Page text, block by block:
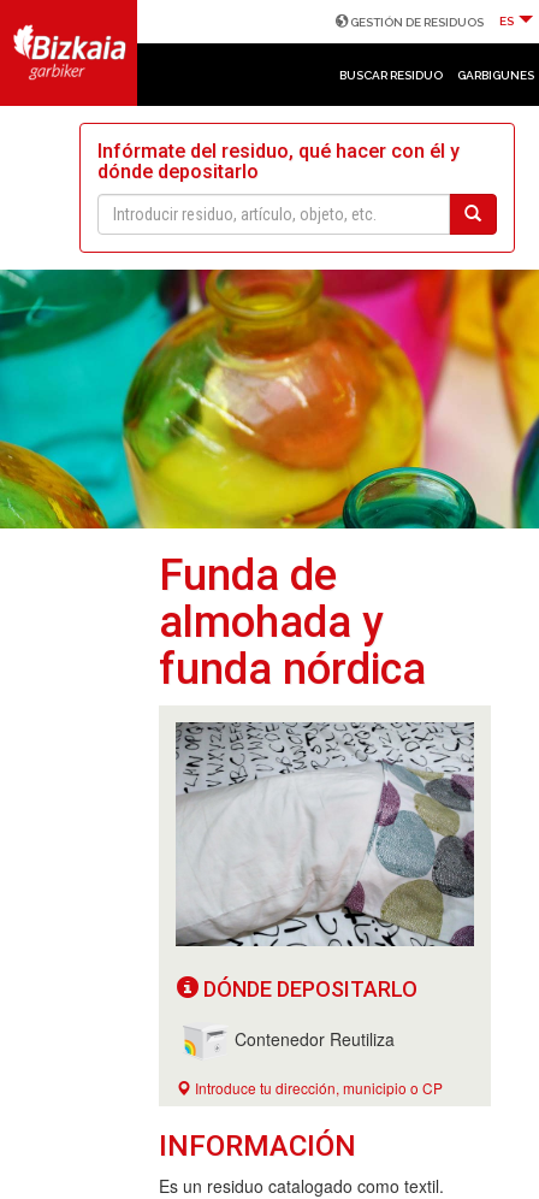
GESTIÓN DE RESIDUOS ES
BUSCAR RESIDUO GARBIGUNES
Infórmate del residuo, qué hacer con él y
dónde depositarlo
Funda de
almohada y
funda nórdica
DÓNDE DEPOSITARLO
Contenedor Reutiliza
Introduce tu dirección, municipio o CP
INFORMACIÓN
Es un residuo catalogado como textil.